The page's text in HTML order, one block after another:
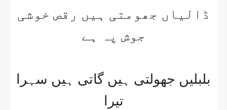
ڈالیاں جھومتی ہیں رقص خوشی
جوش پہ ہے
بلبلیں جھولتی ہیں گاتی ہیں سہرا
تیرا